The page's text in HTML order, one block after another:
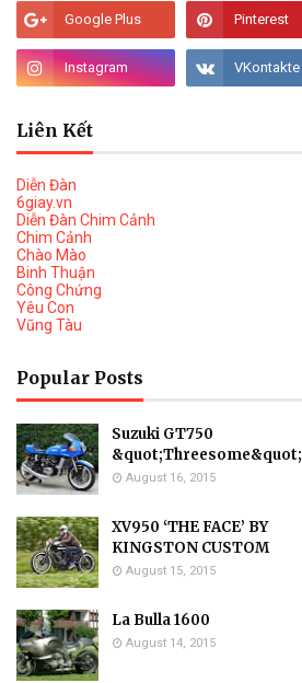
Liên Kết
Diễn Đàn
6giay.vn
Diễn Đàn Chim Cảnh
Chim Cảnh
Chào Mào
Binh Thuận
Công Chứng
Yêu Con
Vũng Tàu
Popular Posts
Suzuki GT750
&quot;Threesome&quot;
August 16, 2015
XV950 ‘THE FACE’ BY
KINGSTON CUSTOM
August 15, 2015
La Bulla 1600
August 14, 2015